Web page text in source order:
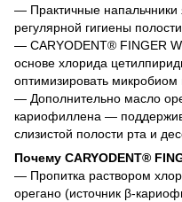
— Практичные
регулярной гигиены
— CARYODENT® FINGER
основе хлорида
оптимизировать микробиом
— Дополнительно масло
кариофиллена —
слизистой полости рта и
Почему CARYODENT®
— Пропитка раствором
орегано (источник β-